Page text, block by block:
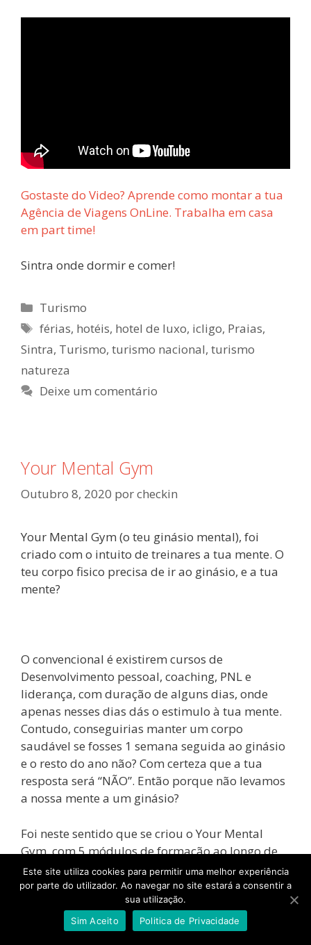
Gostaste do Video? Aprende como montar a tua
Agência de Viagens OnLine. Trabalha em casa
em part time!
Sintra onde dormir e comer!
Turismo
férias, hotéis, hotel de luxo, icligo, Praias,
Sintra, Turismo, turismo nacional, turismo
natureza
Deixe um comentário
Your Mental Gym
Outubro 8, 2020 porcheckin
Your Mental Gym (o teu ginásio mental), foi
criado com o intuito de treinares a tua mente. O
teu corpo fisico precisa de ir ao ginásio, e a tua
mente?
O convencional é existirem cursos de
Desenvolvimento pessoal, coaching, PNL e
liderança, com duração de alguns dias, onde
apenas nesses dias dás o estimulo à tua mente.
Contudo, conseguirias manter um corpo
saudável se fosses 1 semana seguida ao ginásio
e o resto do ano não? Com certeza que a tua
resposta será “NÃO”. Então porque não levamos
a nossa mente a um ginásio?
Foi neste sentido que se criou o Your Mental
Gym, com 5 módulos de formação ao longo de
11 meses, 100% online e com gravação de aulas,
caso não consigas assistir às Masterclass.
Quem Orienta o curso?
Este site utiliza cookies para permitir uma melhor experiência
por parte do utilizador. Ao navegar no site estará a consentir a
sua utilização.
Sim Aceito
Politica de Privacidade